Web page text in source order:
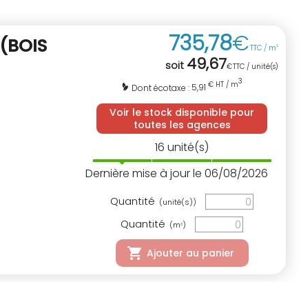
(BOIS
735,78€TTC / m3
soit 49,67€TTC / unité(s)
Dont écotaxe : 5,91 € HT / m3
Voir le stock disponible pour
toutes les agences
16 unité(s)
Dernière mise à jour le 06/08/2026
Quantité (unité(s))
Quantité (m3)
Ajouter au panier